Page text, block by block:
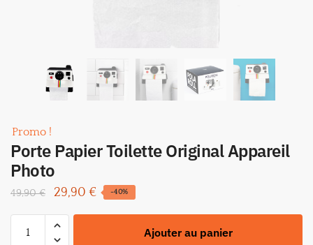
Promo !
Porte Papier Toilette Original Appareil
Photo
49,90€
Le
prix
initial
29,90 €Le
prix
-40%
Ajouter au panier